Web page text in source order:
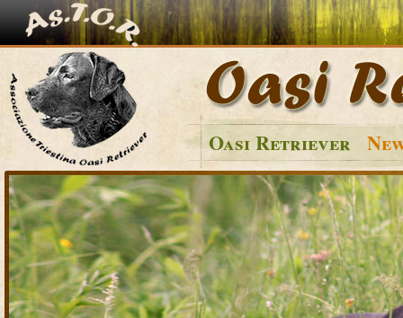
Oasi Retriever